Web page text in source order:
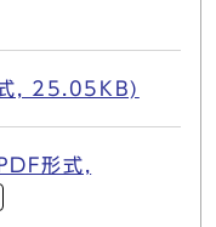
, 25.05KB)
形式,